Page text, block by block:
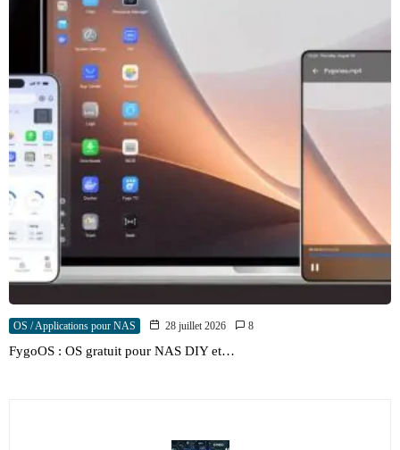
OS / Applications pour NAS 28 juillet 2026 8
FygoOS : OS gratuit pour NAS DIY et…